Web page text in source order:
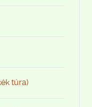
túra)